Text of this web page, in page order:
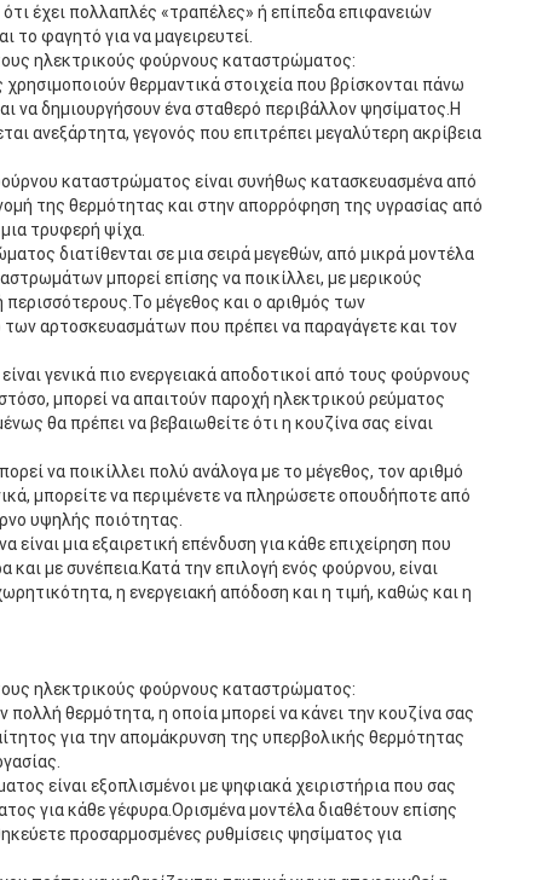
έχει πολλαπλές «τραπέλες» ή επίπεδα επιφανειών
φαγητό για να μαγειρευτεί.
ηλεκτρικούς φούρνους καταστρώματος:
θερμαντικά στοιχεία που βρίσκονται πάνω
να δημιουργήσουν ένα σταθερό περιβάλλον ψησίματος.Η
ανεξάρτητα, γεγονός που επιτρέπει μεγαλύτερη ακρίβεια
καταστρώματος είναι συνήθως κατασκευασμένα από
της θερμότητας και στην απορρόφηση της υγρασίας από
τρυφερή ψίχα.
διατίθενται σε μια σειρά μεγεθών, από μικρά μοντέλα
μπορεί επίσης να ποικίλλει, με μερικούς
μέγεθος και ο αριθμός των
αρτοσκευασμάτων που πρέπει να παραγάγετε και τον
γενικά πιο ενεργειακά αποδοτικοί από τους φούρνους
μπορεί να απαιτούν παροχή ηλεκτρικού ρεύματος
θα πρέπει να βεβαιωθείτε ότι η κουζίνα σας είναι
να ποικίλλει πολύ ανάλογα με το μέγεθος, τον αριθμό
μπορείτε να περιμένετε να πληρώσετε οπουδήποτε από
υψηλής ποιότητας.
μια εξαιρετική επένδυση για κάθε επιχείρηση που
με συνέπεια.Κατά την επιλογή ενός φούρνου, είναι
η ενεργειακή απόδοση και η τιμή, καθώς και η
ηλεκτρικούς φούρνους καταστρώματος:
θερμότητα, η οποία μπορεί να κάνει την κουζίνα σας
για την απομάκρυνση της υπερβολικής θερμότητας
είναι εξοπλισμένοι με ψηφιακά χειριστήρια που σας
για κάθε γέφυρα.Ορισμένα μοντέλα διαθέτουν επίσης
προσαρμοσμένες ρυθμίσεις ψησίματος για